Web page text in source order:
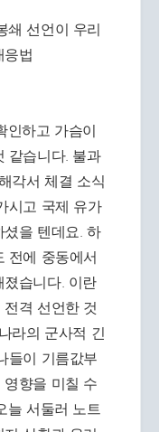
인하고 가슴이
같습니다. 불과
각서 체결 소식
시고 국제 유가
을 텐데요. 하
전에 중동에서
습니다. 이란
격 선언한 것
라의 군사적 긴
들이 기름값부
향을 미칠 수
늘 서둘러 노트